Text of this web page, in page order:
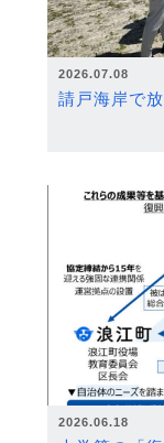
2026.07.08
請戸海岸で
2026.06.18